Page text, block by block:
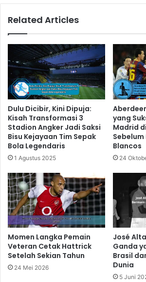
Related Articles
Dulu Dicibir, Kini Dipuja:
Kisah Transformasi 3
Stadion Angker Jadi Saksi
Bisu Kejayaan Tim Sepak
Bola Legendaris
1 Agustus 2025
yang
Madrid
Blancos
24
Momen Langka Pemain
Veteran Cetak Hattrick
Setelah Sekian Tahun
24 Mei 2026
José
Ganda
Brasil
Dunia
5 Juni